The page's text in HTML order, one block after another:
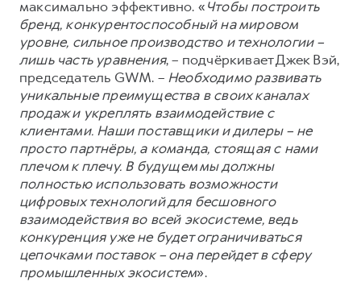
максимально эффективно. «Чтобы построить
бренд, конкурентоспособный на мировом
уровне, сильное производство и технологии –
лишь часть уравнения, – подчёркивает Джек Вэй,
председатель GWM. – Необходимо развивать
уникальные преимущества в своих каналах
продаж и укреплять взаимодействие с
клиентами. Наши поставщики и дилеры – не
просто партнёры, а команда, стоящая с нами
плечом к плечу. В будущем мы должны
полностью использовать возможности
цифровых технологий для бесшовного
взаимодействия во всей экосистеме, ведь
конкуренция уже не будет ограничиваться
цепочками поставок – она перейдет в сферу
промышленных экосистем».